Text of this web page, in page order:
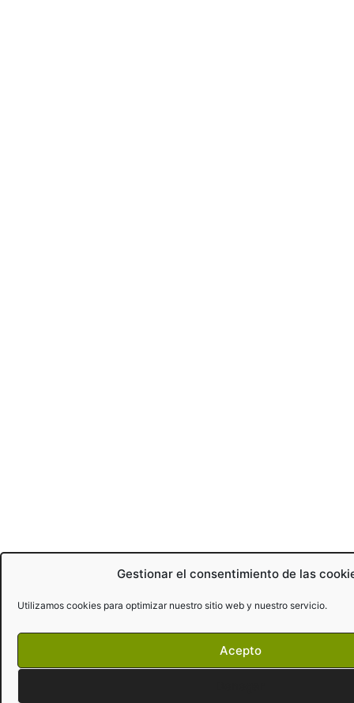
Gestionar el consentimiento de las
Utilizamos cookies para optimizar nuestro sitio web y nuestro servicio.
Acepto